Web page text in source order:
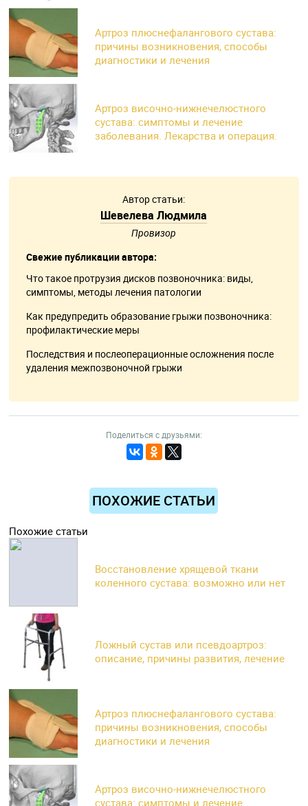
Артроз плюснефалангового сустава:
причины возникновения, способы
диагностики и лечения
Артроз височно-нижнечелюстного
сустава: симптомы и лечение
заболевания. Лекарства и операция.
Автор статьи:
Шевелева Людмила
Провизор
Свежие публикации автора:
Что такое протрузия дисков позвоночника: виды,
симптомы, методы лечения патологии
Как предупредить образование грыжи позвоночника:
профилактические меры
Последствия и послеоперационные осложнения после
удаления межпозвоночной грыжи
Поделиться с друзьями:
ПОХОЖИЕ СТАТЬИ
Похожие статьи
Восстановление хрящевой ткани
коленного сустава: возможно или нет
Ложный сустав или псевдоартроз:
описание, причины развития, лечение
Артроз плюснефалангового сустава:
причины возникновения, способы
диагностики и лечения
Артроз височно-нижнечелюстного
сустава: симптомы и лечение